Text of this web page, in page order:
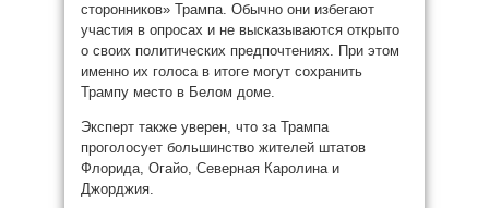
сторонников» Трампа. Обычно они избегают
участия в опросах и не высказываются открыто
о своих политических предпочтениях. При этом
именно их голоса в итоге могут сохранить
Трампу место в Белом доме.
Эксперт также уверен, что за Трампа
проголосует большинство жителей штатов
Флорида, Огайо, Северная Каролина и
Джорджия.